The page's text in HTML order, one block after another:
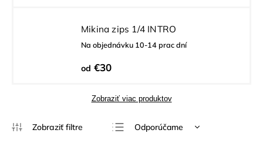
Mikina zips 1/4 INTRO
Na objednávku 10-14 prac dní
od €30
Zobraziť viac produktov
Odporúčame